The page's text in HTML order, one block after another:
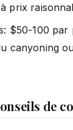
prix
$50-100
canyoning
de